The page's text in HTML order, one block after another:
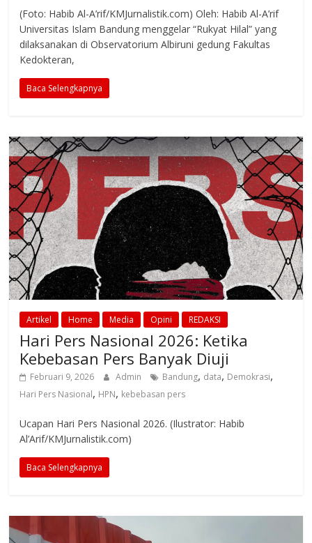
(Foto: Habib Al-A’rif/KMJurnalistik.com) Oleh: Habib Al-A’rif
Universitas Islam Bandung menggelar “Rukyat Hilal” yang
dilaksanakan di Observatorium Albiruni gedung Fakultas
Kedokteran,
Baca Selengkapnya
Artikel Home Media Opini REDAKSI
Hari Pers Nasional 2026: Ketika
Kebebasan Pers Banyak Diuji
Februari 9, 2026 Admin Bandung, data, Demokrasi,
Hari Pers Nasional, HPN, kebebasan pers
Ucapan Hari Pers Nasional 2026. (Ilustrator: Habib
Al’Arif/KMJurnalistik.com)
Baca Selengkapnya